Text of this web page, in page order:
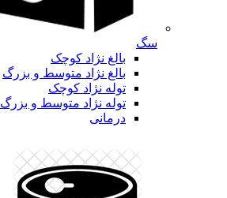
سگ
بالغ نژاد کوچک
بالغ نژاد متوسط و بزرگ
توله نژاد کوچک
توله نژاد متوسط و بزرگ
درمانی